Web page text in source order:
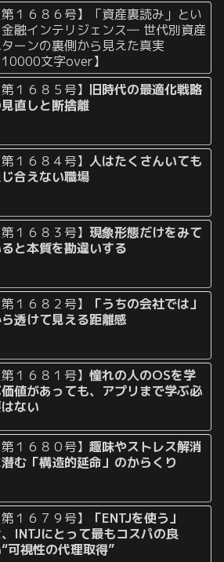
第１６８６号】「資産裏読み」とい
金融インテリジェンス― 世代別資産
ーンの裏側から見えた真実
10000文字over】
第１６８５号】 旧時代の最適化戦略
直しと断捨離
第１６８４号】人はたくさんいても
合えない職場
第１６８３号】現象形態だけをみて
と本質を勘違いする
第１６８２号】
「うちの会社では」
透けて見える距離感
第１６８１号】憧れの人のOSを学
値があっても、アプリまで学ぶ必
ない
第１６８０号】趣味やストレス解消
む「構造的延命」のからくり
第１６７９号】
「ENTJを使う」
INTJにとって最もコスパの良
可視性の代理取得”